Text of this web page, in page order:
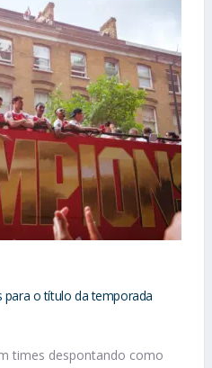
para o título da temporada
times despontando como